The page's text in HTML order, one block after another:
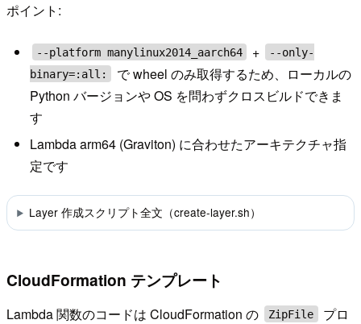
ポイント:
--platform manylinux2014_aarch64 +
--only-
binary=:all:
で wheel のみ取得するため、ローカルの
Python バージョンや OS を問わずクロスビルドできま
す
Lambda arm64 (Graviton) に合わせたアーキテクチャ指
定です
Layer 作成スクリプト全文（create-layer.sh）
CloudFormation テンプレート
Lambda 関数のコードは CloudFormation の ZipFile
プロ